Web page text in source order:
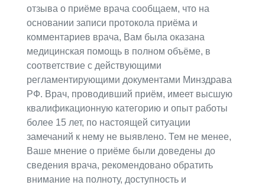
отзыва о приёме врача сообщаем, что на
основании записи протокола приёма и
комментариев врача, Вам была оказана
медицинская помощь в полном объёме, в
соответствие с действующими
регламентирующими документами Минздрава
РФ. Врач, проводивший приём, имеет высшую
квалификационную категорию и опыт работы
более 15 лет, по настоящей ситуации
замечаний к нему не выявлено. Тем не менее,
Ваше мнение о приёме были доведены до
сведения врача, рекомендовано обратить
внимание на полноту, доступность и